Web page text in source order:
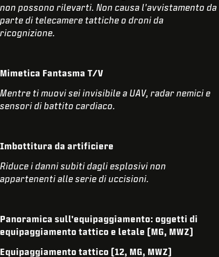
non possono rilevarti. Non causa l'avvistamento da
parte di telecamere tattiche o droni da
ricognizione.
Mimetica Fantasma T/V
Mentre ti muovi sei invisibile a UAV, radar nemici e
sensori di battito cardiaco.
Imbottitura da artificiere
Riduce i danni subiti dagli esplosivi non
appartenenti alle serie di uccisioni.
Panoramica sull'equipaggiamento: oggetti di
equipaggiamento tattico e letale (MG, MWZ)
Equipaggiamento tattico (12, MG, MWZ)